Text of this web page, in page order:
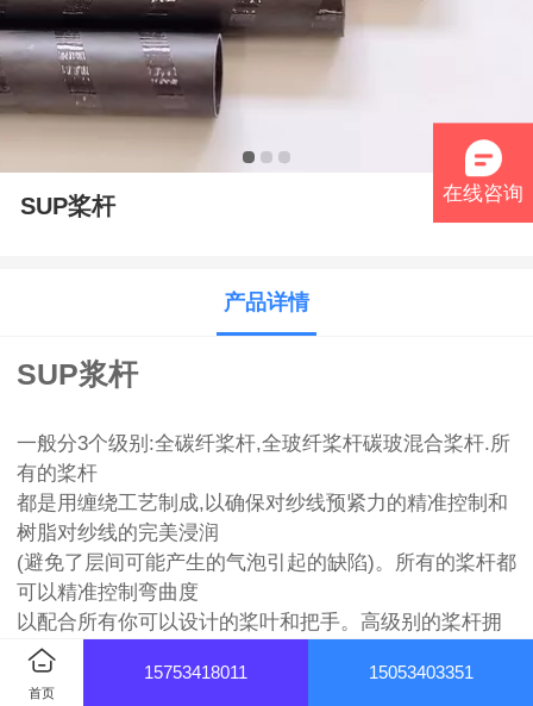
SUP桨杆
产品详情
SUP浆杆
一般分3个级别:全碳纤桨杆,全玻纤桨杆碳玻混合桨杆.所
有的桨杆
都是用缠绕工艺制成,以确保对纱线预紧力的精准控制和
树脂对纱线的完美浸润
(避免了层间可能产生的气泡引起的缺陷)。所有的桨杆都
可以精准控制弯曲度
以配合所有你可以设计的桨叶和把手。高级别的桨杆拥
有高的碳纤维含量,以减
轻整个船桨的重量，并显著提升反应速度和总体性能。
首页
15753418011 15053403351
在线咨询